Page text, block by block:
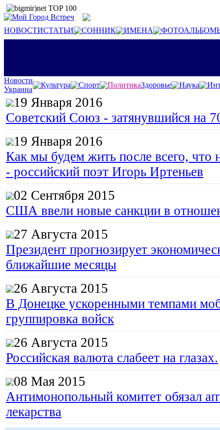
НОВОСТИСТАТЬИ СОННИК ИМЕНА
Новости
Украина
Культура Спорт ПолитикаЗдоровье Наука
19 Января 2016
Советский Союз - затянувшийся на
19 Января 2016
Как мы будем жить после всего, что
- российский поэт Игорь Иртеньев
02 Сентября 2015
США ввели новые санкции в
27 Августа 2015
Президент прогнозирует
ближайшие месяцы
26 Августа 2015
В Донецке ускоренными темпами
группировка войск
26 Августа 2015
Российская валюта слабеет на глазах.
08 Мая 2015
Антимонопольный комитет обязал
лекарства